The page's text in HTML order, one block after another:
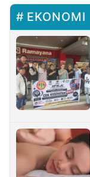
EKONOMI